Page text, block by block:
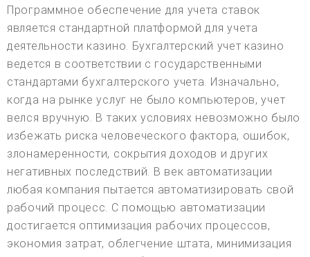
Программное обеспечение для учета ставок
является стандартной платформой для учета
деятельности казино. Бухгалтерский учет казино
ведется в соответствии с государственными
стандартами бухгалтерского учета. Изначально,
когда на рынке услуг не было компьютеров, учет
велся вручную. В таких условиях невозможно было
избежать риска человеческого фактора, ошибок,
злонамеренности, сокрытия доходов и других
негативных последствий. В век автоматизации
любая компания пытается автоматизировать свой
рабочий процесс. С помощью автоматизации
достигается оптимизация рабочих процессов,
экономия затрат, облегчение штата, минимизация